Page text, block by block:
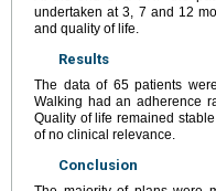
undertaken at 3, 7 and 12
and quality of life.
Results
The data of 65 patients
Walking had an adherence
Quality of life remained
of no clinical relevance.
Conclusion